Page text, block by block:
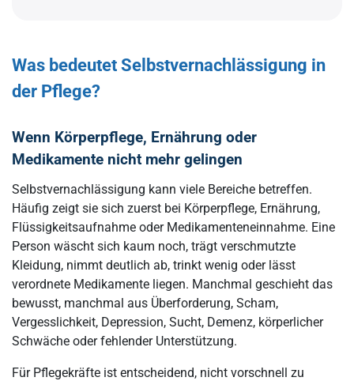
Was bedeutet Selbstvernachlässigung in
der Pflege?
Wenn Körperpflege, Ernährung oder
Medikamente nicht mehr gelingen
Selbstvernachlässigung kann viele Bereiche betreffen.
Häufig zeigt sie sich zuerst bei Körperpflege, Ernährung,
Flüssigkeitsaufnahme oder Medikamenteneinnahme. Eine
Person wäscht sich kaum noch, trägt verschmutzte
Kleidung, nimmt deutlich ab, trinkt wenig oder lässt
verordnete Medikamente liegen. Manchmal geschieht das
bewusst, manchmal aus Überforderung, Scham,
Vergesslichkeit, Depression, Sucht, Demenz, körperlicher
Schwäche oder fehlender Unterstützung.
Für Pflegekräfte ist entscheidend, nicht vorschnell zu